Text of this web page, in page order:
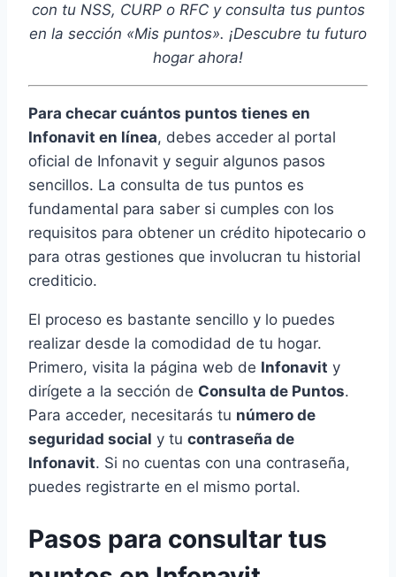
con tu NSS, CURP o RFC y consulta tus puntos
en la sección «Mis puntos». ¡Descubre tu futuro
hogar ahora!
Para checar cuántos puntos tienes en
Infonavit en línea, debes acceder al portal
oficial de Infonavit y seguir algunos pasos
sencillos. La consulta de tus puntos es
fundamental para saber si cumples con los
requisitos para obtener un crédito hipotecario o
para otras gestiones que involucran tu historial
crediticio.
El proceso es bastante sencillo y lo puedes
realizar desde la comodidad de tu hogar.
Primero, visita la página web de Infonavit y
dirígete a la sección de Consulta de Puntos.
Para acceder, necesitarás tu número de
seguridad social y tu contraseña de
Infonavit. Si no cuentas con una contraseña,
puedes registrarte en el mismo portal.
Pasos para consultar tus